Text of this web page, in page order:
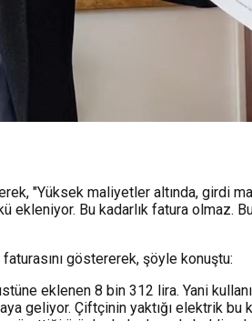
"Yüksek maliyetler altında, girdi
Bu kadarlık fatura olmaz.
göstererek, şöyle konuştu:
eklenen 8 bin 312 lira. Yani
geliyor. Çiftçinin yaktığı elektrik